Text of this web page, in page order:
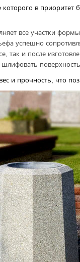
в приоритет
все участки
успешно
так и после
шлифовать
и прочность, что